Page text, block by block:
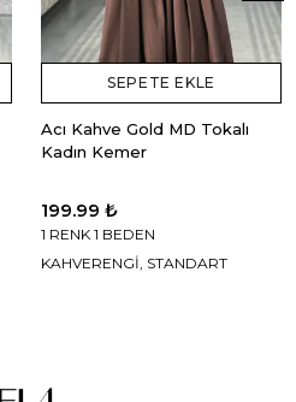
SEPETE EKLE
Acı Kahve Gold MD Tokalı
Kadın Kemer
199.99 ₺
1 RENK 1 BEDEN
KAHVERENGİ, STANDART